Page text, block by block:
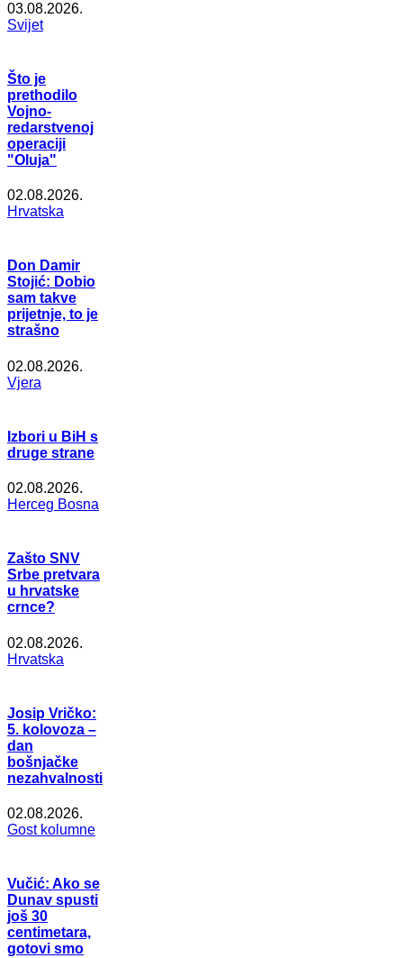
03.08.2026.
Svijet
Što je
prethodilo
Vojno-
redarstvenoj
operaciji
"Oluja"
02.08.2026.
Hrvatska
Don Damir
Stojić: Dobio
sam takve
prijetnje, to je
strašno
02.08.2026.
Vjera
Izbori u BiH s
druge strane
02.08.2026.
Herceg Bosna
Zašto SNV
Srbe pretvara
u hrvatske
crnce?
02.08.2026.
Hrvatska
Josip Vričko:
5. kolovoza –
dan
bošnjačke
nezahvalnosti
02.08.2026.
Gost kolumne
Vučić: Ako se
Dunav spusti
još 30
centimetara,
gotovi smo